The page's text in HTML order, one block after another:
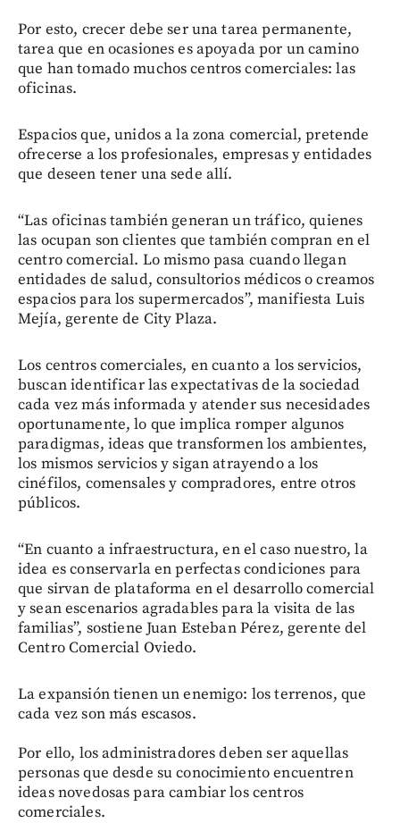
Por esto, crecer debe ser una tarea permanente,
tarea que en ocasiones es apoyada por un camino
que han tomado muchos centros comerciales: las
oficinas.
Espacios que, unidos a la zona comercial, pretende
ofrecerse a los profesionales, empresas y entidades
que deseen tener una sede allí.
“Las oficinas también generan un tráfico, quienes
las ocupan son clientes que también compran en el
centro comercial. Lo mismo pasa cuando llegan
entidades de salud, consultorios médicos o creamos
espacios para los supermercados”, manifiesta Luis
Mejía, gerente de City Plaza.
Los centros comerciales, en cuanto a los servicios,
buscan identificar las expectativas de la sociedad
cada vez más informada y atender sus necesidades
oportunamente, lo que implica romper algunos
paradigmas, ideas que transformen los ambientes,
los mismos servicios y sigan atrayendo a los
cinéfilos, comensales y compradores, entre otros
públicos.
“En cuanto a infraestructura, en el caso nuestro, la
idea es conservarla en perfectas condiciones para
que sirvan de plataforma en el desarrollo comercial
y sean escenarios agradables para la visita de las
familias”, sostiene Juan Esteban Pérez, gerente del
Centro Comercial Oviedo.
La expansión tienen un enemigo: los terrenos, que
cada vez son más escasos.
Por ello, los administradores deben ser aquellas
personas que desde su conocimiento encuentren
ideas novedosas para cambiar los centros
comerciales.